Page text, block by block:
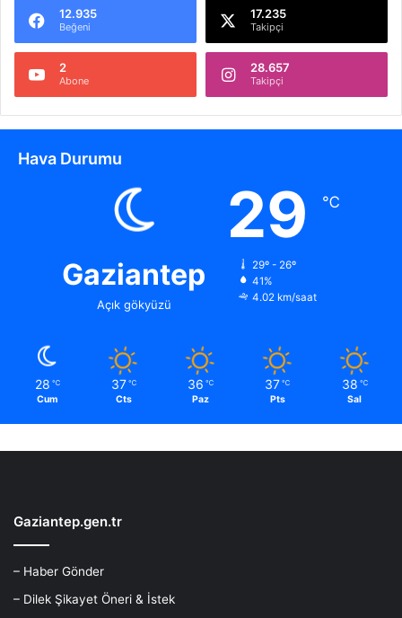
t
12.935
Beğeni
17.235
Takipçi
2
Abone
28.657
Takipçi
Hava Durumu
Gaziantep
Açık gökyüzü
29 ℃
29º - 26º
41%
4.02 km/saat
28 ℃
Cum
37 ℃
Cts
36 ℃
Paz
37 ℃
Pts
38 ℃
Sal
Gaziantep.gen.tr
– Haber Gönder
– Dilek Şikayet Öneri & İstek